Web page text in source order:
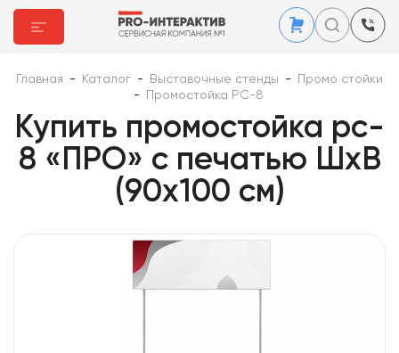
Главная - Каталог - Выставочные стенды -
Промо стойки
-
Промостойка PC-8
Купить промостойка pc-
8 «ПРО» с печатью ШхВ
(90х100 см)